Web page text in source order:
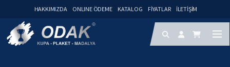
HAKKIMIZDA ONLINE ÖDEME KATALOG FIYATLAR İLETIŞIM